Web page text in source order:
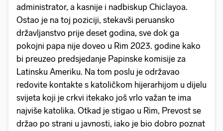
administrator, a kasnije i nadbiskup Chiclayoa.
Ostao je na toj poziciji, stekavši peruansko
državljanstvo prije deset godina, sve dok ga
pokojni papa nije doveo u Rim 2023. godine kako
bi preuzeo predsjedanje Papinske komisije za
Latinsku Ameriku. Na tom poslu je održavao
redovite kontakte s katoličkom hijerarhijom u dijelu
svijeta koji je crkvi itekako još vrlo važan te ima
najviše katolika. Otkad je stigao u Rim, Prevost se
držao po strani u javnosti, iako je bio dobro poznat